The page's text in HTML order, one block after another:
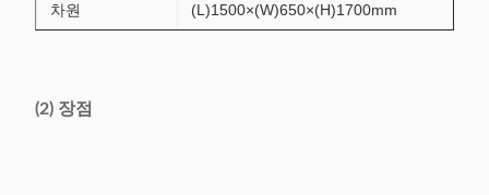
차원 (L)1500×(W)650×(H)1700mm
(2) 장점